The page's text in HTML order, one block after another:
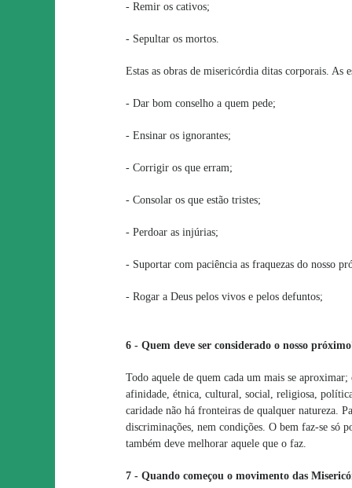
- Remir os cativos;
- Sepultar os mortos.
Estas as obras de misericórdia ditas corporais. As
- Dar bom conselho a quem pede;
- Ensinar os ignorantes;
- Corrigir os que erram;
- Consolar os que estão tristes;
- Perdoar as injúrias;
- Suportar com paciência as fraquezas do nosso
- Rogar a Deus pelos vivos e pelos defuntos;
6 - Quem deve ser considerado o nosso
Todo aquele de quem cada um mais se
afinidade, étnica, cultural, social, religiosa,
caridade não há fronteiras de qualquer natureza.
discriminações, nem condições. O bem faz-se só
também deve melhorar aquele que o faz.
7 - Quando começou o movimento das